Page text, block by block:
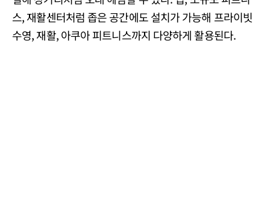
스, 재활센터처럼 좁은 공간에도 설치가 가능해 프라이빗
수영, 재활, 아쿠아 피트니스까지 다양하게 활용된다.